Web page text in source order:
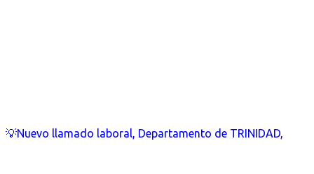
💡Nuevo llamado laboral, Departamento de TRINIDAD,